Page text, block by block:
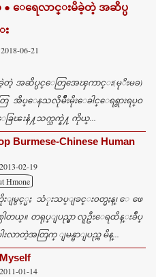
ေရေလာင္းမိခဲ့တဲ့ အဆိပ္ပ
06-21
အဆိပ္ပင္ေတြအေၾကာင္း(မုိးမခ)
အိပ္ေနသလိုမ်ဳိးမိုးေခါင္ေရရွားရပ္ဝ
ေခြၽးနံ႔သက္သက္နဲ႔ ကိုယ္...
Burmese-Chinese Human
02-19
Hmone
ျမွင့္မႈ သံုးသပ္ျခင္း၀တ္မႈန္၊ ေဖေ
ါတယ္။ တရုပ္ျပည္မွာ လူဦးေရထိန္းခ်ဳပ္
ာတဲ့အတြက္ ျမန္မာျပည္က မိန္...
01-14